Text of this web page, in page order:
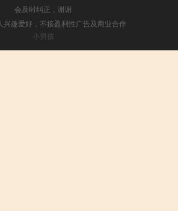
会及时纠正，谢谢
兴趣爱好，不接盈利性广告及商业合作
小男孩